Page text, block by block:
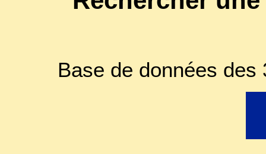
Base de données